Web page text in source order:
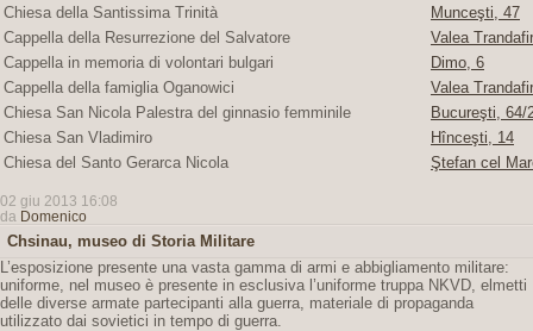
Chiesa della Santissima Trinità
Munceşti, 47
Cappella della Resurrezione del Salvatore
Valea
Cappella in memoria di volontari bulgari
Dimo, 6
Cappella della famiglia Oganowici
Valea
Chiesa San Nicola Palestra del ginnasio femminile
Bucureşti, 64/
Chiesa San Vladimiro
Hînceşti, 14
Chiesa del Santo Gerarca Nicola
Ştefan cel
02 giu 2013 16:08
da Domenico
Chsinau, museo di Storia Militare
L’esposizione presente una vasta gamma di armi e abbigliamento militare:
uniforme, nel museo è presente in esclusiva l’uniforme truppa NKVD, elmetti
delle diverse armate partecipanti alla guerra, materiale di propaganda
utilizzato dai sovietici in tempo di guerra.